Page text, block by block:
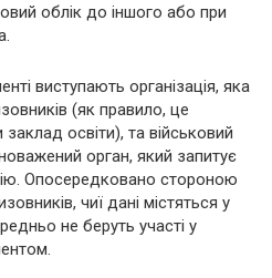
облік до іншого або при
виступають організація, яка
(як правило, це
освіти), та військовий
орган, який запитує
Опосередковано стороною
чиї дані містяться у
не беруть участі у